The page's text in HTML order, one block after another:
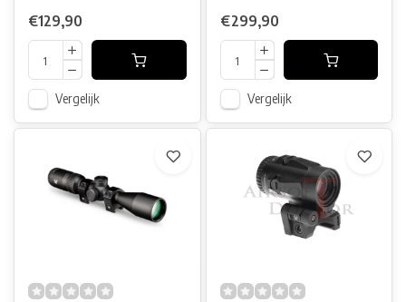
€129,90
Vergelijk
€299,90
Vergelijk